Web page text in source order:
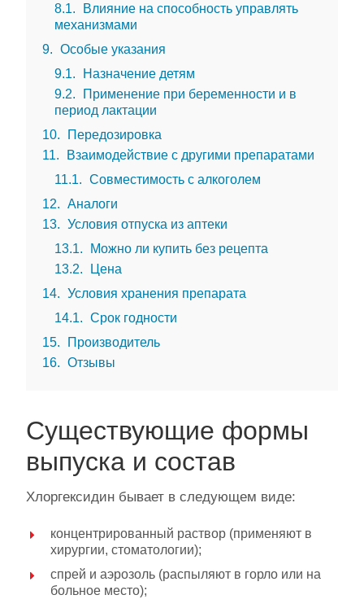
8.1
Влияние на способность управлять
механизмами
9
Особые указания
9.1
Назначение детям
9.2
Применение при беременности и в
период лактации
10
Передозировка
11
Взаимодействие с другими препаратами
11.1
Совместимость с алкоголем
12
Аналоги
13
Условия отпуска из аптеки
13.1
Можно ли купить без рецепта
13.2
Цена
14
Условия хранения препарата
14.1
Срок годности
15
Производитель
16
Отзывы
Существующие формы
выпуска и состав
Хлоргексидин бывает в следующем виде:
концентрированный раствор (применяют в
хирургии, стоматологии);
спрей и аэрозоль (распыляют в горло или на
больное место);